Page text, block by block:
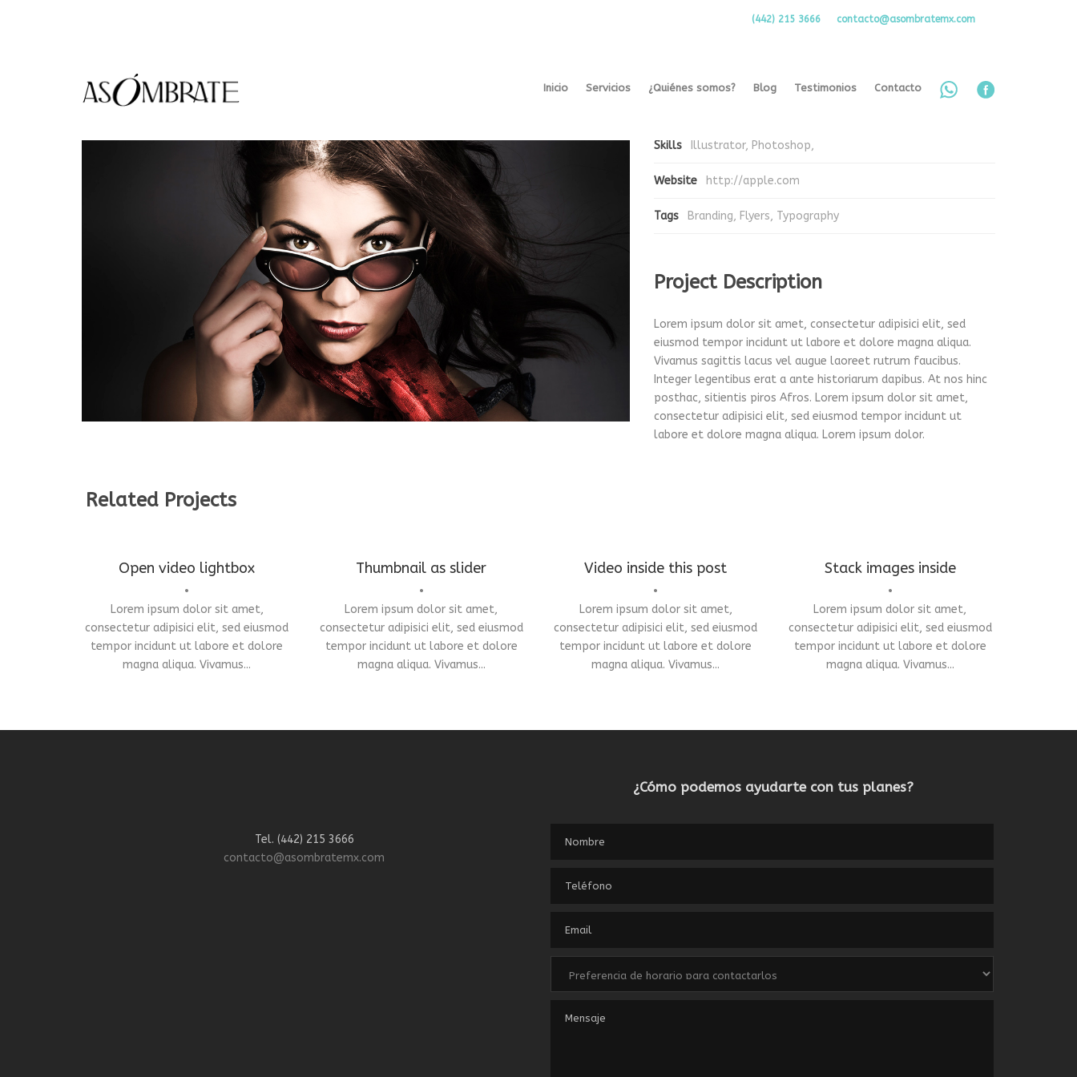
(442) 215 3666 contacto@asombratemx.com
Inicio Servicios ¿Quiénes somos? Blog Testimonios Contacto
Skills Illustrator, Photoshop,
Website http://apple.com
Tags Branding, Flyers, Typography
Project Description
Lorem ipsum dolor sit amet, consectetur adipisici elit, sed
eiusmod tempor incidunt ut labore et dolore magna aliqua.
Vivamus sagittis lacus vel augue laoreet rutrum faucibus.
Integer legentibus erat a ante historiarum dapibus. At nos hinc
posthac, sitientis piros Afros. Lorem ipsum dolor sit amet,
consectetur adipisici elit, sed eiusmod tempor incidunt ut
labore et dolore magna aliqua. Lorem ipsum dolor.
Related Projects
Flyers, Identity, Website
Open video lightbox
•
Lorem ipsum dolor sit amet,
consectetur adipisici elit, sed eiusmod
tempor incidunt ut labore et dolore
magna aliqua. Vivamus...
Thumbnail as slider
•
Lorem ipsum dolor sit amet,
consectetur adipisici elit, sed eiusmod
tempor incidunt ut labore et dolore
magna aliqua. Vivamus...
Identity, Typography
Video inside this post
•
Lorem ipsum dolor sit amet,
consectetur adipisici elit, sed eiusmod
tempor incidunt ut labore et dolore
magna aliqua. Vivamus...
Branding, Identity, Logo
Stack images inside
•
Lorem ipsum dolor sit amet,
consectetur adipisici elit, sed eiusmod
tempor incidunt ut labore et dolore
magna aliqua. Vivamus...
Tel. (442) 215 3666
contacto@asombratemx.com
¿Cómo podemos ayudarte con tus planes?